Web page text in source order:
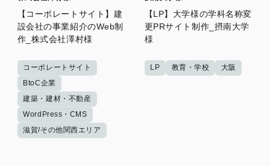
【コーポレートサイト】建
設会社の事業紹介のWeb制
作_株式会社澤村様
コーポレートサイト
BtoC企業
建築・建材・不動産
WordPress・CMS
滋賀/その他関西エリア
【LP】大学様の学科名称変
更PRサイト制作_摂南大学
様
LP 教育・学校 大阪